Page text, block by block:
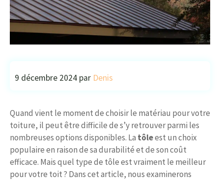
9 décembre 2024 par Denis
Quand vient le moment de choisir le matériau pour votre
toiture, il peut être difficile de s’y retrouver parmi les
nombreuses options disponibles. La tôleest un choix
populaire en raison de sa durabilité et de son coût
efficace. Mais quel type de tôle est vraiment le meilleur
pour votre toit ? Dans cet article, nous examinerons